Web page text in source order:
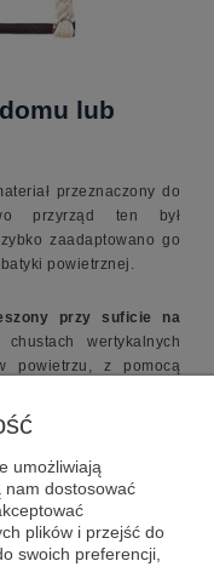
lub
przeznaczony do
przyrząd ten był
zaadaptowano go
powietrznej.
przy suficie na
wertykalnych
powietrzu, z pomocą
figury potrafią
profesjonalistów, ale
dla dziecka.
dziecku masę
i rozciągnięcie.Co
umożliwiają
nam dostosować
plików i przejść do
swoich preferencji,